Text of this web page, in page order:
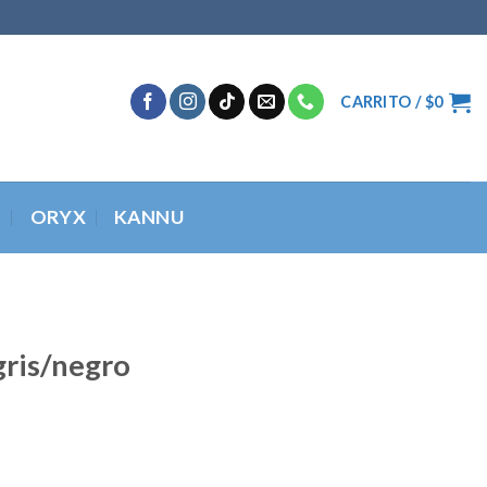
CARRITO /$0
ORYX KANNU
negro